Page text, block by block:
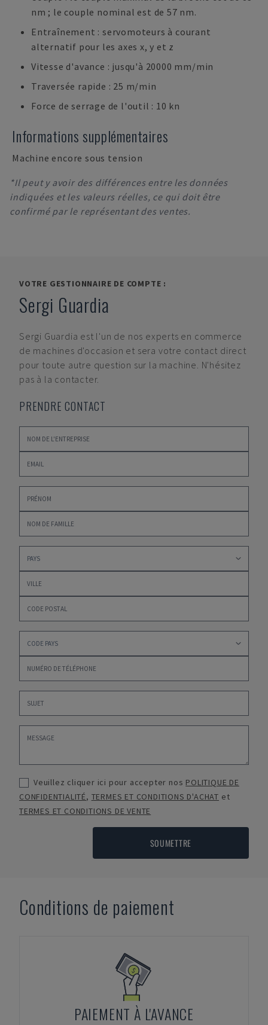
nm ; le couple nominal est de 57 nm.
Entraînement : servomoteurs à courant
alternatif pour les axes x, y et z
Vitesse d'avance : jusqu'à 20000 mm/min
Traversée rapide : 25 m/min
Force de serrage de l'outil : 10 kn
Informations supplémentaires
Machine encore sous tension
*Il peut y avoir des différences entre les données
indiquées et les valeurs réelles, ce qui doit être
confirmé par le représentant des ventes.
VOTRE GESTIONNAIRE DE COMPTE :
Sergi Guardia
Sergi Guardia est l'un de nos experts en commerce
de machines d'occasion et sera votre contact direct
pour toute autre question sur la machine. N'hésitez
pas à la contacter.
PRENDRE CONTACT
Veuillez cliquer ici pour accepter nos POLITIQUE DE
CONFIDENTIALITÉ, TERMES ET CONDITIONS D'ACHAT et
TERMES ET CONDITIONS DE VENTE
SOUMETTRE
Conditions de paiement
PAIEMENT À L'AVANCE